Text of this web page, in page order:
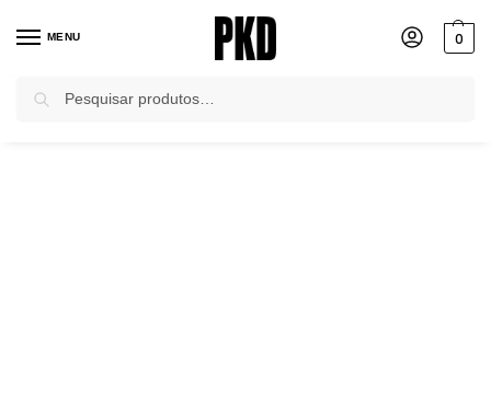
MENU 0
Início / -DESTAQUE HOME / Primeiro Slide